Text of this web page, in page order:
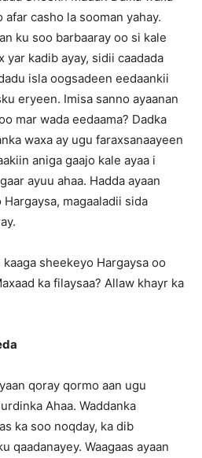
afar casho la sooman yahay.
ku soo barbaaray oo si kale
yar kadib ayay, sidii caadada
isla oogsadeen eedaankii
eryeen. Imisa sanno ayaanan
mar wada eedaama? Dadka
waxa ay ugu faraxsanaayeen
aniga gaajo kale ayaa i
ayuu ahaa. Hadda ayaan
magaaladii sida
sheekeyo Hargaysa oo
ka filaysaa? Allaw khayr ka
qoray qormo aan ugu
Ahaa. Waddanka
ka soo noqday, ka dib
qaadanayey. Waagaas ayaan